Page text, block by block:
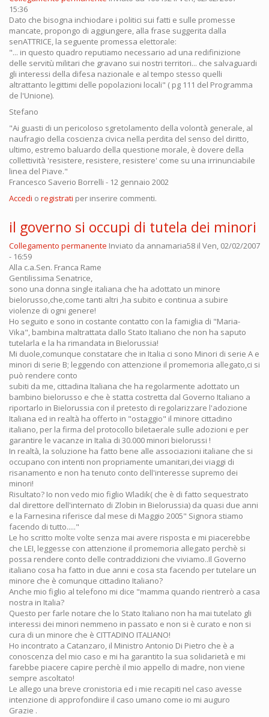
15:36
Dato che bisogna inchiodare i politici sui fatti e sulle promesse
mancate, propongo di aggiungere, alla frase suggerita dalla
senATTRICE, la seguente promessa elettorale:
"... in questo quadro reputiamo necessario ad una redifinizione
delle servitù militari che gravano sui nostri territori... che salvaguardi
gli interessi della difesa nazionale e al tempo stesso quelli
altrattanto legittimi delle popolazioni locali" ( pg 111 del Programma
de l'Unione).
Stefano
"Ai guasti di un pericoloso sgretolamento della volontà generale, al
naufragio della coscienza civica nella perdita del senso del diritto,
ultimo, estremo baluardo della questione morale, è dovere della
collettività 'resistere, resistere, resistere' come su una irrinunciabile
linea del Piave."
Francesco Saverio Borrelli - 12 gennaio 2002
Accedi o registrati per inserire commenti.
il governo si occupi di tutela dei minori
Collegamento permanente Inviato da annamaria58 il Ven, 02/02/2007
- 16:59
Alla c.a.Sen. Franca Rame
Gentilissima Senatrice,
sono una donna single italiana che ha adottato un minore
bielorusso,che,come tanti altri ,ha subito e continua a subire
violenze di ogni genere!
Ho seguito e sono in costante contatto con la famiglia di "Maria-
Vika", bambina maltrattata dallo Stato Italiano che non ha saputo
tutelarla e la ha rimandata in Bielorussia!
Mi duole,comunque constatare che in Italia ci sono Minori di serie A e
minori di serie B; leggendo con attenzione il promemoria allegato,ci si
può rendere conto
subiti da me, cittadina Italiana che ha regolarmente adottato un
bambino bielorusso e che è statta costretta dal Governo Italiano a
riportarlo in Bielorussia con il pretesto di regolarizzare l'adozione
Italiana ed in realtà ha offerto in "ostaggio" il minore cittadino
italiano, per la firma del protocollo biletaerale sulle adozioni e per
garantire le vacanze in Italia di 30.000 minori bielorussi !
In realtà, la soluzione ha fatto bene alle associazioni italiane che si
occupano con intenti non propriamente umanitari,dei viaggi di
risanamento e non ha tenuto conto dell'interesse supremo dei
minori!
Risultato? Io non vedo mio figlio Wladik( che è di fatto sequestrato
dal direttore dell'internato di Zlobin in Bielorussia) da quasi due anni
e la Farnesina riferisce dal mese di Maggio 2005" Signora stiamo
facendo di tutto....."
Le ho scritto molte volte senza mai avere risposta e mi piacerebbe
che LEI, leggesse con attenzione il promemoria allegato perchè si
possa rendere conto delle contraddizioni che viviamo..Il Governo
italiano cosa ha fatto in due anni e cosa sta facendo per tutelare un
minore che è comunque cittadino Italiano?
Anche mio figlio al telefono mi dice "mamma quando rientrerò a casa
nostra in Italia?
Questo per farle notare che lo Stato Italiano non ha mai tutelato gli
interessi dei minori nemmeno in passato e non si è curato e non si
cura di un minore che è CITTADINO ITALIANO!
Ho incontrato a Catanzaro, il Ministro Antonio Di Pietro che è a
conoscenza del mio caso e mi ha garantito la sua solidarietà e mi
farebbe piacere capire perchè il mio appello di madre, non viene
sempre ascoltato!
Le allego una breve cronistoria ed i mie recapiti nel caso avesse
intenzione di approfondiire il caso umano come io mi auguro
Grazie .